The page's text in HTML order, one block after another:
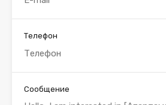
Телефон
Сообщение